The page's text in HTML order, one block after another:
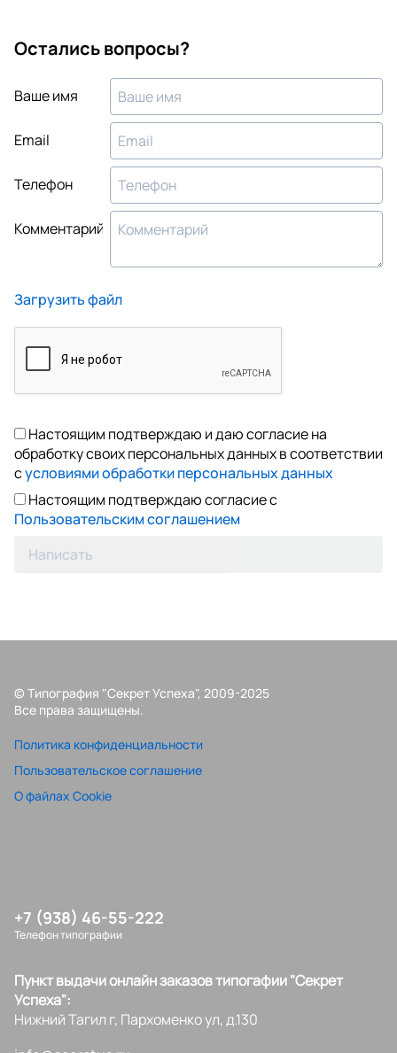
Остались вопросы?
Ваше имя
Email
Телефон
Комментарий
Загрузить файл
Настоящим подтверждаю и даю согласие на
обработку своих персональных данных в соответствии
сусловиями обработки персональных данных
Настоящим подтверждаю согласие с
Пользовательским соглашением
Написать
© Типография "Секрет Успеха", 2009-2025
Все права защищены.
Политика конфиденциальности
Пользовательское соглашение
О файлах Cookie
+7 (938) 46-55-222
Телефон типографии
Пункт выдачи онлайн заказов типогафии "Секрет
Успеха":
Нижний Тагил г, Пархоменко ул, д.130